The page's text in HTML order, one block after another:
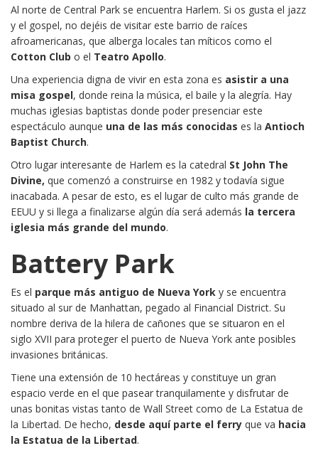
Al norte de Central Park se encuentra Harlem. Si os gusta el jazz
y el gospel, no dejéis de visitar este barrio de raíces
afroamericanas, que alberga locales tan míticos como el
Cotton Club o el Teatro Apollo.
Una experiencia digna de vivir en esta zona es asistir a una
misa gospel, donde reina la música, el baile y la alegría. Hay
muchas iglesias baptistas donde poder presenciar este
espectáculo aunque una de las más conocidas es la Antioch
Baptist Church.
Otro lugar interesante de Harlem es la catedral St John The
Divine, que comenzó a construirse en 1982 y todavía sigue
inacabada. A pesar de esto, es el lugar de culto más grande de
EEUU y si llega a finalizarse algún día será además la tercera
iglesia más grande del mundo.
Battery Park
Es el parque más antiguo de Nueva York y se encuentra
situado al sur de Manhattan, pegado al Financial District. Su
nombre deriva de la hilera de cañones que se situaron en el
siglo XVII para proteger el puerto de Nueva York ante posibles
invasiones británicas.
Tiene una extensión de 10 hectáreas y constituye un gran
espacio verde en el que pasear tranquilamente y disfrutar de
unas bonitas vistas tanto de Wall Street como de La Estatua de
la Libertad. De hecho, desde aquí parte el ferry que va hacia
la Estatua de la Libertad.